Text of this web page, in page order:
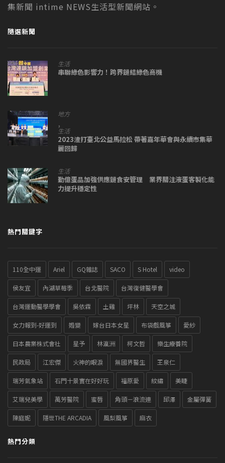
集新聞 intime NEWS生活型新聞網站。
隨選新聞
生活
串聯綠色影響力！跨界鏈結綠色商機
地方
,
生活
2023渣打臺北公益馬拉松 帶著嘉年華會與永續市集華
麗回歸
生活
勤億蛋品加強供應鏈食安管理 業界關注液蛋客製化能
力提升穩定性
熱門關鍵字
110全中運 Ariel GQ雜誌 SACO S Hotel video
侯友宜 內湖草莓季 台北醫院 台灣復健醫學會
台灣運動醫學學會 吳依霖 土雞 坪林 天空之城
女力報到-好運到 婚變 嫁台日本女星 布袋戲風箏 愛紗
日本農業株式會社 星予 林瀛洲 柯文哲 樂生療養院
民政局 江宏傑 火神的眼淚 無國界醫生 王泉仁
瑞芳氣象站 石門十景實在好好玩 福原愛 紋繡 美睫
艾瑞兒美學 萬芳醫院 蜜唇 角頭－浪流連 邱澤 金屬彈簧
陳庭妮 隱世THE ARCADIA 風梨風箏 麻衣
熱門分類